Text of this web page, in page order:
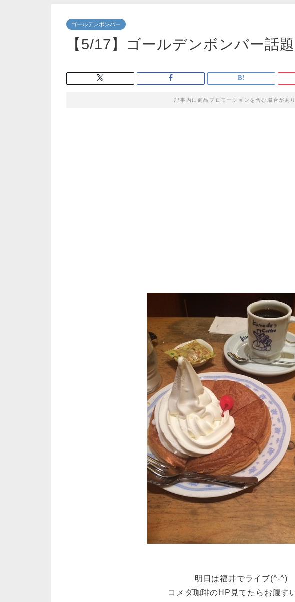
ゴールデンボンバー
【5/17】ゴールデンボンバー話
記事内に商品プロモーションを含む場合があ
明日は福井でライブ(^-^)
コメダ珈琲のHP見てたらお腹す